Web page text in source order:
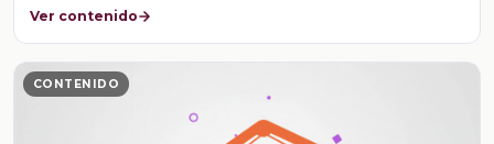
Ver contenido
CONTENIDO